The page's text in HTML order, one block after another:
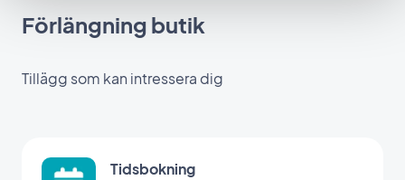
Förlängning butik
Tillägg som kan intressera dig
Tidsbokning